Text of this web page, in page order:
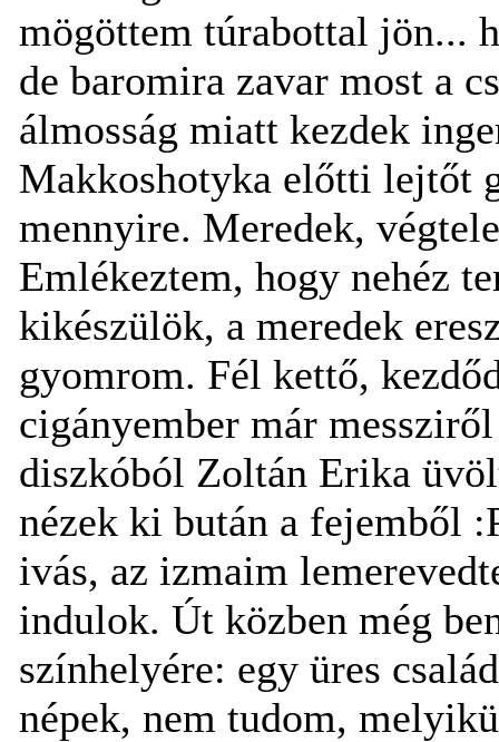
mögöttem túrabottal jön...
de baromira zavar most a
álmosság miatt kezdek
Makkoshotyka előtti lejtőt
mennyire. Meredek,
Emlékeztem, hogy nehéz
kikészülök, a meredek
gyomrom. Fél kettő,
cigányember már
diszkóból Zoltán Erika
nézek ki bután a fejemből
ivás, az izmaim
indulok. Út közben még
színhelyére: egy üres
népek, nem tudom,